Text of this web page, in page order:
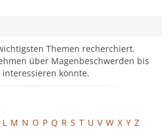
Themen recherchiert.
über Magenbeschwerden bis
könnte.
L M N O P Q R S T U V W X Y Z